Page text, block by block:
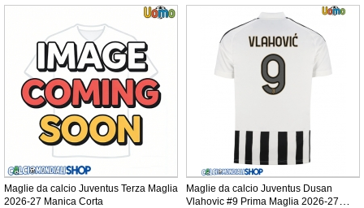
Maglie da calcio Juventus Terza Maglia
2026-27 Manica Corta
Maglie da calcio Juventus Dusan
Vlahovic #9 Prima Maglia 2026-27